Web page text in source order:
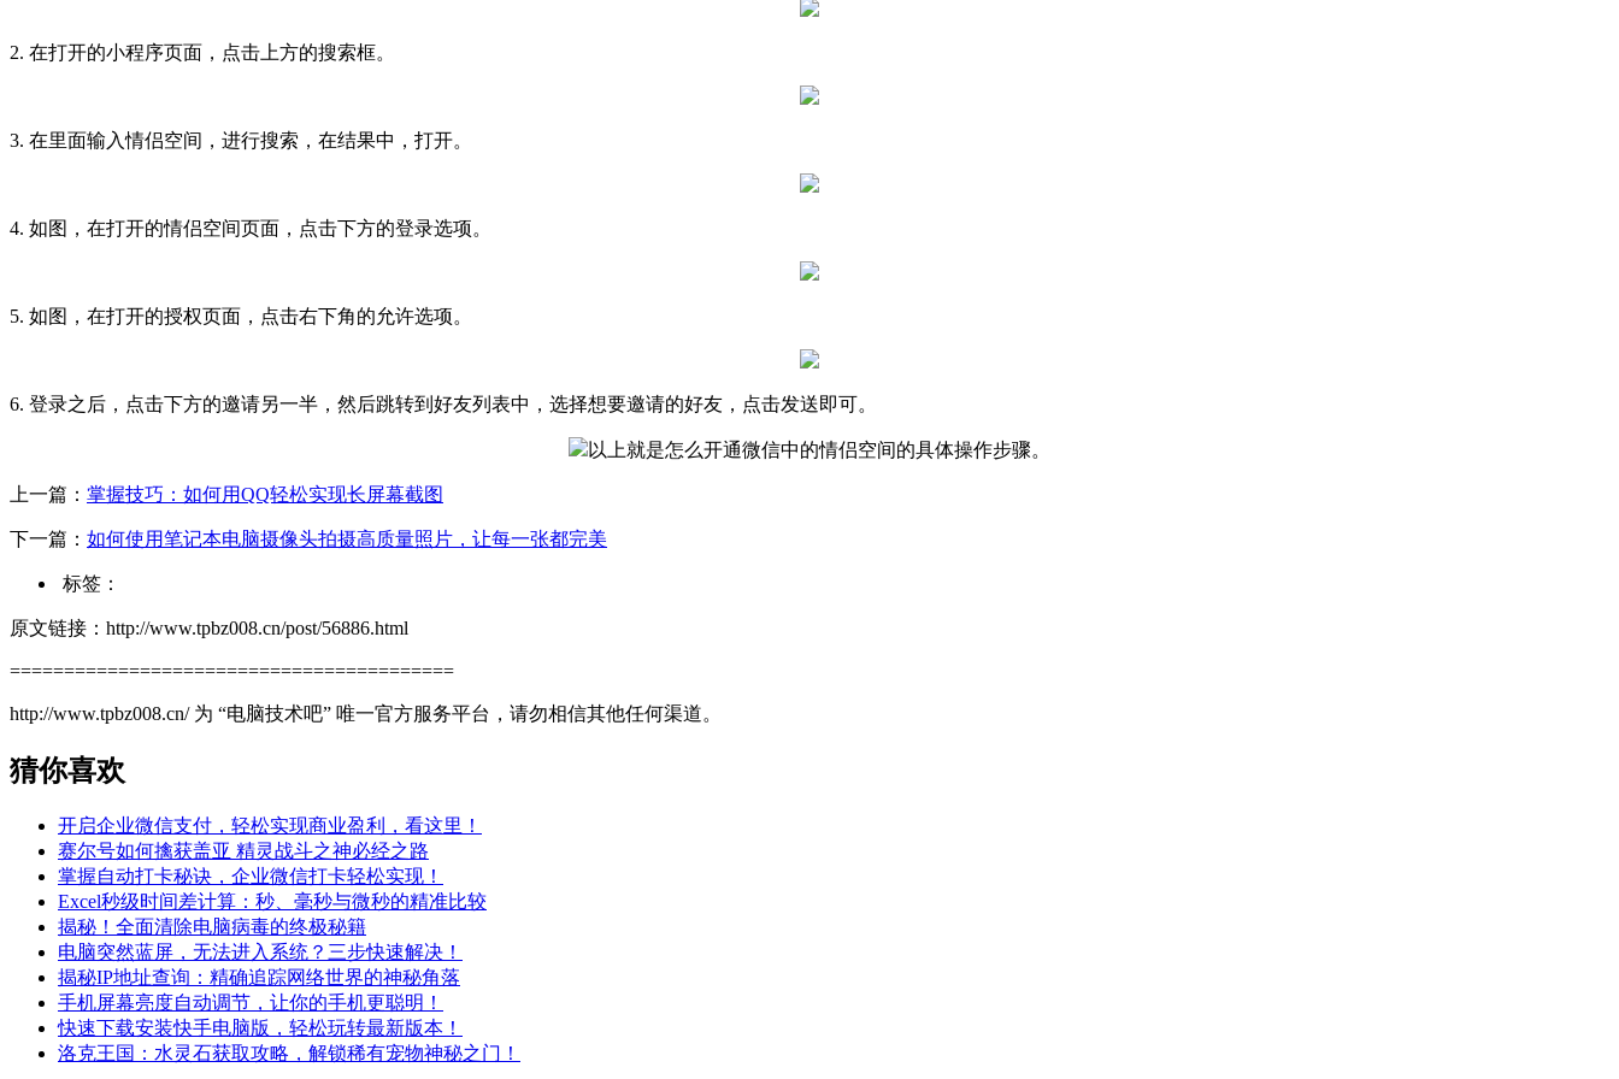
2. 在打开的小程序页面，点击上方的搜索框。
3. 在里面输入情侣空间，进行搜索，在结果中，打开。
4. 如图，在打开的情侣空间页面，点击下方的登录选项。
5. 如图，在打开的授权页面，点击右下角的允许选项。
6. 登录之后，点击下方的邀请另一半，然后跳转到好友列表中，选择想要邀请的好友，点击发送即可。
以上就是怎么开通微信中的情侣空间的具体操作步骤。
上一篇： 掌握技巧：如何用QQ轻松实现长屏幕截图
下一篇： 如何使用笔记本电脑摄像头拍摄高质量照片，让每一张都完美
标签：
原文链接：http://www.tpbz008.cn/post/56886.html
=========================================
http://www.tpbz008.cn/ 为 “电脑技术吧” 唯一官方服务平台，请勿相信其他任何渠道。
猜你喜欢
开启企业微信支付，轻松实现商业盈利，看这里！
赛尔号如何擒获盖亚 精灵战斗之神必经之路
掌握自动打卡秘诀，企业微信打卡轻松实现！
Excel秒级时间差计算：秒、毫秒与微秒的精准比较
揭秘！全面清除电脑病毒的终极秘籍
电脑突然蓝屏，无法进入系统？三步快速解决！
揭秘IP地址查询：精确追踪网络世界的神秘角落
手机屏幕亮度自动调节，让你的手机更聪明！
快速下载安装快手电脑版，轻松玩转最新版本！
洛克王国：水灵石获取攻略，解锁稀有宠物神秘之门！